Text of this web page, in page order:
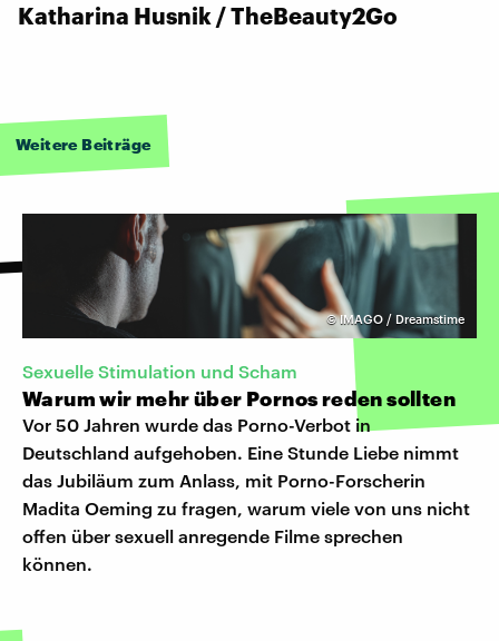
Katharina Husnik / TheBeauty2Go
Weitere Beiträge
©IMAGO / Dreamstime
Sexuelle Stimulation und Scham
Warum wir mehr über Pornos reden sollten
Vor 50 Jahren wurde das Porno-Verbot in
Deutschland aufgehoben. Eine Stunde Liebe nimmt
das Jubiläum zum Anlass, mit Porno-Forscherin
Madita Oeming zu fragen, warum viele von uns nicht
offen über sexuell anregende Filme sprechen
können.